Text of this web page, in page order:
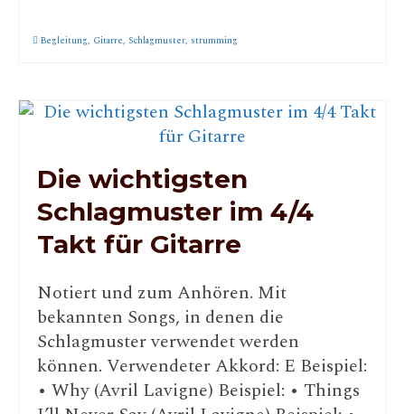
Begleitung, Gitarre, Schlagmuster, strumming
Die wichtigsten
Schlagmuster im 4/4
Takt für Gitarre
Notiert und zum Anhören. Mit
bekannten Songs, in denen die
Schlagmuster verwendet werden
können. Verwendeter Akkord: E Beispiel:
• Why (Avril Lavigne) Beispiel: • Things